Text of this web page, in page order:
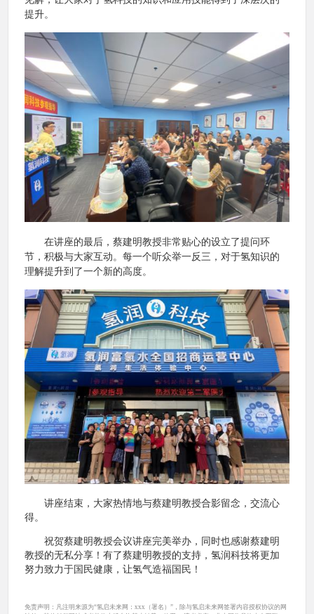
提升。
在讲座的最后，蔡建明教授非常贴心的设立了提问环
节，积极与大家互动。每一个听众举一反三，对于氢知识的
理解提升到了一个新的高度。
讲座结束，大家热情地与蔡建明教授合影留念，交流心
得。
祝贺蔡建明教授会议讲座完美举办，同时也感谢蔡建明
教授的无私分享！有了蔡建明教授的支持，氢润科技将更加
努力致力于国民健康，让氢气造福国民！
免责声明：凡注明来源为“氢启未来网：xxx（署名）”，除与氢启未来网签署内容授权协议的网